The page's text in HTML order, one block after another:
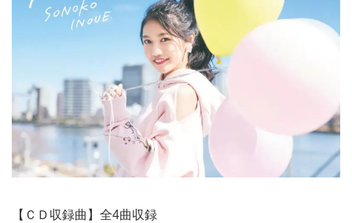
【ＣＤ収録曲】全4曲収録